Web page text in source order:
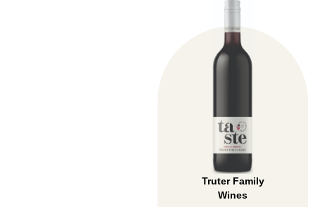
Truter Family
Wines